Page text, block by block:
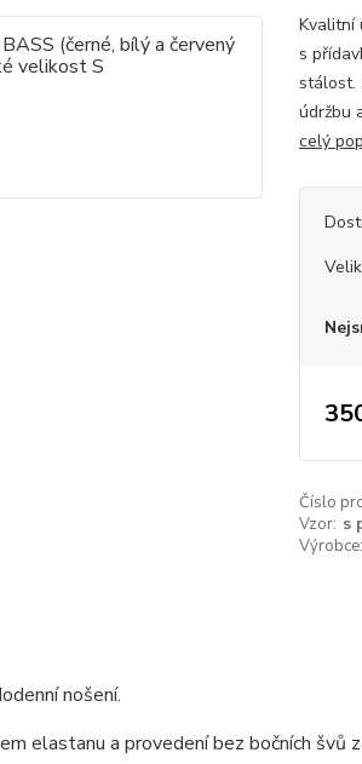
Kvalitní
s
stálost.
údržbu
celý
Číslo
Vzor: s
Výrobce:
nošení.
elastanu a provedení bez bočních švů